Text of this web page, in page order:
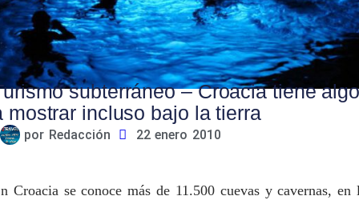
subterráneo – Croacia tiene algo
mostrar incluso bajo la tierra
por Redacción 22 enero 2010
Croacia se conoce más de 11.500 cuevas y cavernas, en